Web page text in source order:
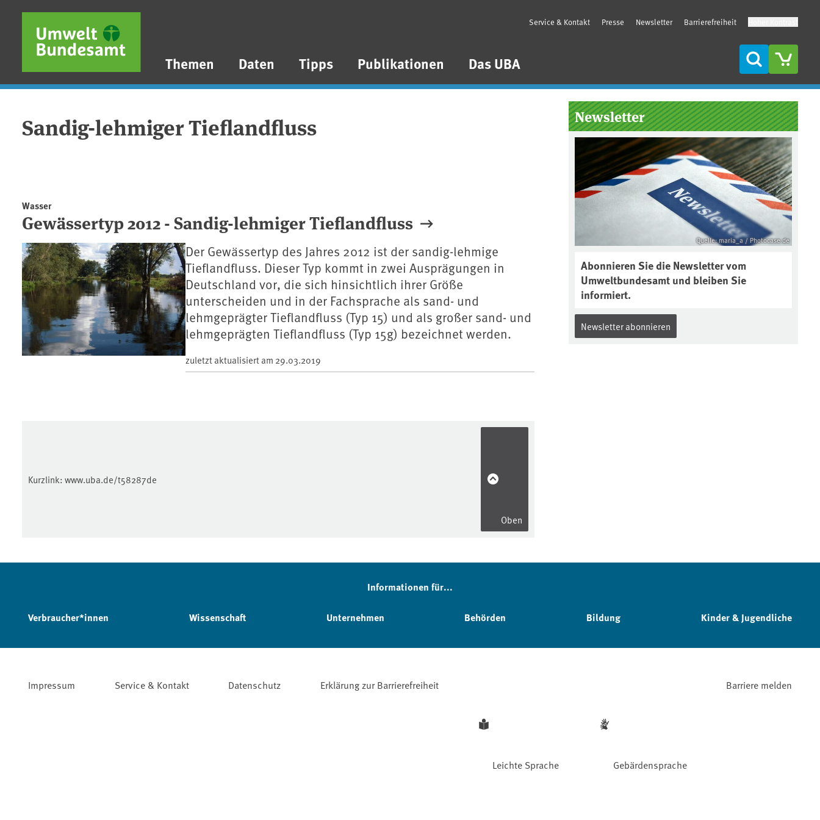
Direkt zum Inhalt
Direkt zum Hauptmenü
Direkt zur Fußzeile
Themen Daten Tipps Publikationen Das UBA
Service & Kontakt Presse Newsletter Barrierefreiheit
Suche
Sandig-lehmiger Tieflandfluss
Wasser
Gewässertyp 2012 - Sandig-lehmiger Tieflandfluss
Der Gewässertyp des Jahres 2012 ist der sandig-lehmige
Tieflandfluss. Dieser Typ kommt in zwei Ausprägungen in
Deutschland vor, die sich hinsichtlich ihrer Größe
unterscheiden und in der Fachsprache als sand- und
lehmgeprägter Tieflandfluss (Typ 15) und als großer sand- und
lehmgeprägten Tieflandfluss (Typ 15g) bezeichnet werden.
zuletzt aktualisiert am 29.03.2019
Kurzlink: www.uba.de/t58287de
Oben
Seitenleiste
Newsletter
Quelle: maria_a / Photocase.de
Abonnieren Sie die Newsletter vom
Umweltbundesamt und bleiben Sie
informiert.
Newsletter abonnieren
Informationen für...
Verbraucher*innen Wissenschaft Unternehmen Behörden Bildung Kinder & Jugendliche
Impressum Service & Kontakt Datenschutz Erklärung zur Barrierefreiheit
Leichte Sprache Gebärdensprache
Barriere melden